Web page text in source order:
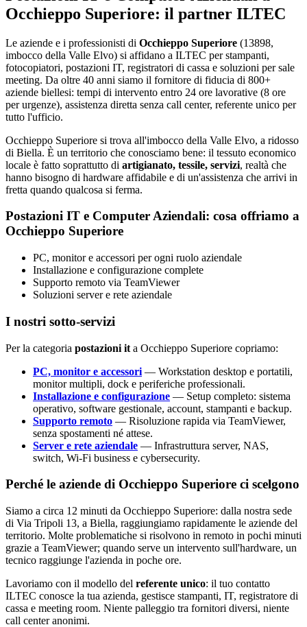
Occhieppo Superiore: il partner ILTEC
Le aziende e i professionisti di Occhieppo Superiore (13898,
imbocco della Valle Elvo) si affidano a ILTEC per stampanti,
fotocopiatori, postazioni IT, registratori di cassa e soluzioni per sale
meeting. Da oltre 40 anni siamo il fornitore di fiducia di 800+
aziende biellesi: tempi di intervento entro 24 ore lavorative (8 ore
per urgenze), assistenza diretta senza call center, referente unico per
tutto l'ufficio.
Occhieppo Superiore si trova all'imbocco della Valle Elvo, a ridosso
di Biella. È un territorio che conosciamo bene: il tessuto economico
locale è fatto soprattutto di artigianato, tessile, servizi, realtà che
hanno bisogno di hardware affidabile e di un'assistenza che arrivi in
fretta quando qualcosa si ferma.
Postazioni IT e Computer Aziendali: cosa offriamo a
Occhieppo Superiore
PC, monitor e accessori per ogni ruolo aziendale
Installazione e configurazione complete
Supporto remoto via TeamViewer
Soluzioni server e rete aziendale
I nostri sotto-servizi
Per la categoria postazioni it a Occhieppo Superiore copriamo:
PC, monitor e accessori — Workstation desktop e portatili,
monitor multipli, dock e periferiche professionali.
Installazione e configurazione — Setup completo: sistema
operativo, software gestionale, account, stampanti e backup.
Supporto remoto — Risoluzione rapida via TeamViewer,
senza spostamenti né attese.
Server e rete aziendale — Infrastruttura server, NAS,
switch, Wi-Fi business e cybersecurity.
Perché le aziende di Occhieppo Superiore ci scelgono
Siamo a circa 12 minuti da Occhieppo Superiore: dalla nostra sede
di Via Tripoli 13, a Biella, raggiungiamo rapidamente le aziende del
territorio. Molte problematiche si risolvono in remoto in pochi minuti
grazie a TeamViewer; quando serve un intervento sull'hardware, un
tecnico raggiunge l'azienda in poche ore.
Lavoriamo con il modello del referente unico: il tuo contatto
ILTEC conosce la tua azienda, gestisce stampanti, IT, registratore di
cassa e meeting room. Niente palleggio tra fornitori diversi, niente
call center anonimi.